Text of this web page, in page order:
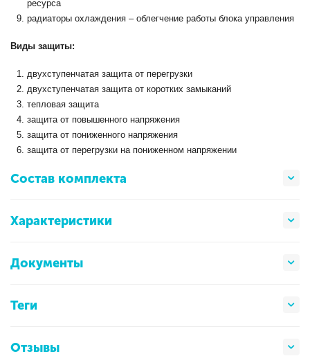
ресурса
радиаторы охлаждения – облегчение работы блока управления
Виды защиты:
двухступенчатая защита от перегрузки
двухступенчатая защита от коротких замыканий
тепловая защита
защита от повышенного напряжения
защита от пониженного напряжения
защита от перегрузки на пониженном напряжении
Состав комплекта
Характеристики
Документы
Теги
Отзывы